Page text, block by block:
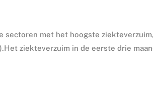
sectoren met het hoogste ziekteverzuim,
ziekteverzuim in de eerste drie